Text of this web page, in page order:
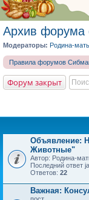
Архив форума
Модераторы: Родина-мать
Правила форумов
Форум закрыт
Объявление:
Животные"
Автор: Родина-
Последний ответ
Ответов: 22
Важная: